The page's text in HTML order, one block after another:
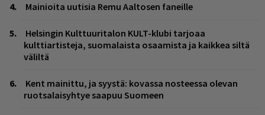
Mainioita uutisia Remu Aaltosen faneille
Helsingin Kulttuuritalon KULT-klubi tarjoaa
kulttiartisteja, suomalaista osaamista ja kaikkea siltä
väliltä
Kent mainittu, ja syystä: kovassa nosteessa olevan
ruotsalaisyhtye saapuu Suomeen